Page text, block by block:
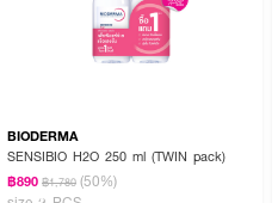
BIODERMA
SENSIBIO H2O 250 ml (TWIN pack)
฿890 ฿1,780 (50%)